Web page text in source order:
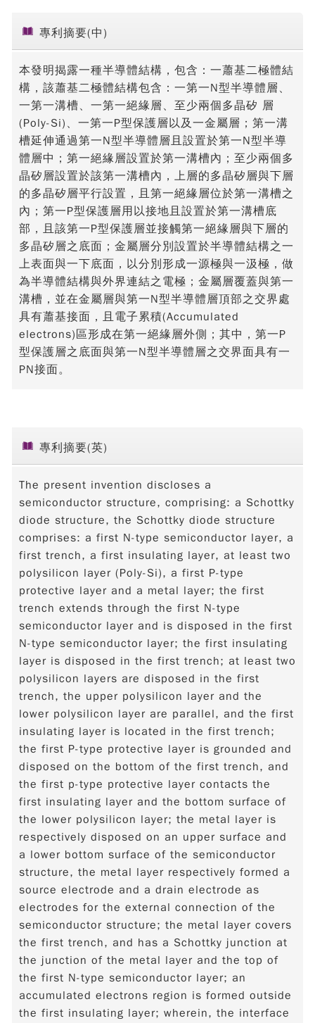
專利摘要(中)
本發明揭露一種半導體結構，包含：一蕭基二極體結
構，該蕭基二極體結構包含：一第一N型半導體層、
一第一溝槽、一第一絕緣層、至少兩個多晶矽 層
(Poly-Si)、一第一P型保護層以及一金屬層；第一溝
槽延伸通過第一N型半導體層且設置於第一N型半導
體層中；第一絕緣層設置於第一溝槽內；至少兩個多
晶矽層設置於該第一溝槽內，上層的多晶矽層與下層
的多晶矽層平行設置，且第一絕緣層位於第一溝槽之
內；第一P型保護層用以接地且設置於第一溝槽底
部，且該第一P型保護層並接觸第一絕緣層與下層的
多晶矽層之底面；金屬層分別設置於半導體結構之一
上表面與一下底面，以分別形成一源極與一汲極，做
為半導體結構與外界連結之電極；金屬層覆蓋與第一
溝槽，並在金屬層與第一N型半導體層頂部之交界處
具有蕭基接面，且電子累積(Accumulated
electrons)區形成在第一絕緣層外側；其中，第一P
型保護層之底面與第一N型半導體層之交界面具有一
PN接面。
專利摘要(英)
The present invention discloses a
semiconductor structure, comprising: a Schottky
diode structure, the Schottky diode structure
comprises: a first N-type semiconductor layer, a
first trench, a first insulating layer, at least two
polysilicon layer (Poly-Si), a first P-type
protective layer and a metal layer; the first
trench extends through the first N-type
semiconductor layer and is disposed in the first
N-type semiconductor layer; the first insulating
layer is disposed in the first trench; at least two
polysilicon layers are disposed in the first
trench, the upper polysilicon layer and the
lower polysilicon layer are parallel, and the first
insulating layer is located in the first trench;
the first P-type protective layer is grounded and
disposed on the bottom of the first trench, and
the first p-type protective layer contacts the
first insulating layer and the bottom surface of
the lower polysilicon layer; the metal layer is
respectively disposed on an upper surface and
a lower bottom surface of the semiconductor
structure, the metal layer respectively formed a
source electrode and a drain electrode as
electrodes for the external connection of the
semiconductor structure; the metal layer covers
the first trench, and has a Schottky junction at
the junction of the metal layer and the top of
the first N-type semiconductor layer; an
accumulated electrons region is formed outside
the first insulating layer; wherein, the interface